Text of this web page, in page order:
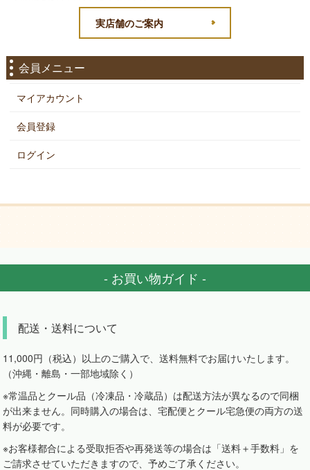
実店舗のご案内
会員メニュー
マイアカウント
会員登録
ログイン
- お買い物ガイド -
配送・送料について
11,000円（税込）以上のご購入で、送料無料でお届けいたします。
（沖縄・離島・一部地域除く）
※常温品とクール品（冷凍品・冷蔵品）は配送方法が異なるので同梱
が出来ません。同時購入の場合は、宅配便とクール宅急便の両方の送
料が必要です。
※お客様都合による受取拒否や再発送等の場合は「送料＋手数料」を
ご請求させていただきますので、予めご了承ください。